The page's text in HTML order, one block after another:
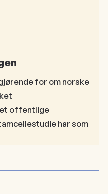
for om norske
offentlige
har som